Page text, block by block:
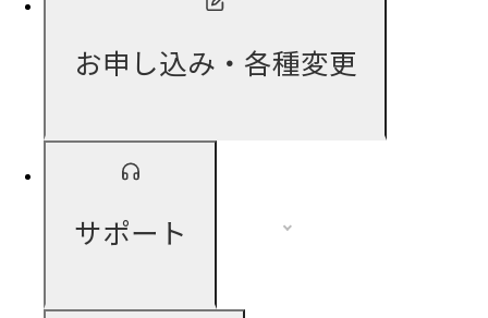
お申し込み・各種変更
サポート